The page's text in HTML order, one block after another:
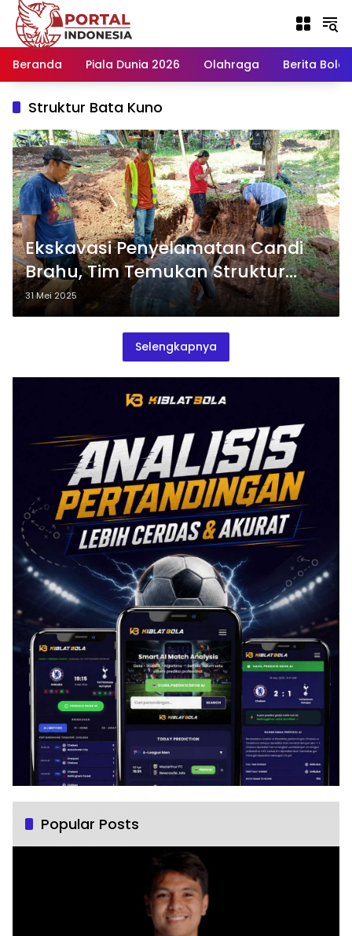
Langsung
konten
Beranda
Piala Dunia 2026 Olahraga Berita Bola
Struktur Bata Kuno
Ekskavasi Penyelamatan Candi
Brahu, Tim Temukan Struktur
Bata Diduga Bagian Pagar
31 Mei 2025
Selengkapnya
Popular Posts